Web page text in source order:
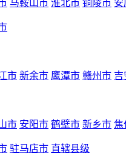
马鞍山市 淮北市 铜陵市 安
市 新余市 鹰潭市 赣州市 吉
市 安阳市 鹤壁市 新乡市 焦
驻马店市 直辖县级